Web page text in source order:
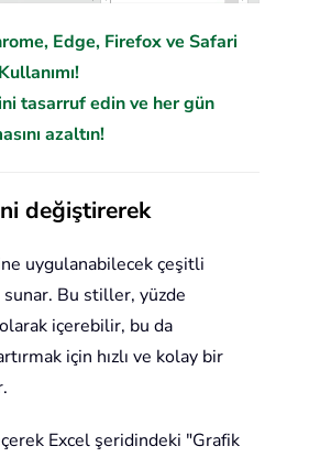
Edge, Firefox ve Safari
tasarruf edin ve her gün
azaltın!
değiştirerek
uygulanabilecek çeşitli
Bu stiller, yüzde
içerebilir, bu da
için hızlı ve kolay bir
Excel şeridindeki "Grafik